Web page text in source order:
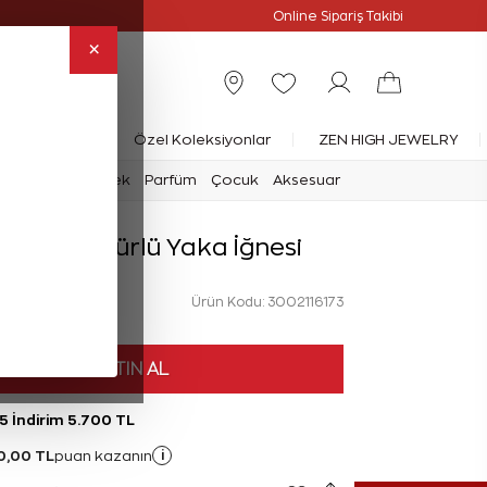
×
Online Sipariş Takibi
Yüzük Özel Koleksiyonlar ZEN HIGH JEWELRY
Erkek Parfüm Çocuk Aksesuar
Kartal Figürlü Yaka İğnesi
Ürün Kodu: 3002116173
HEMEN SATIN AL
İndirim 5.700 TL
TL puan kazanın i